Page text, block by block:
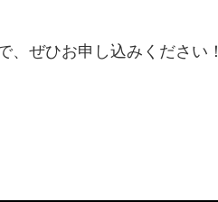
ぜひお申し込みください！